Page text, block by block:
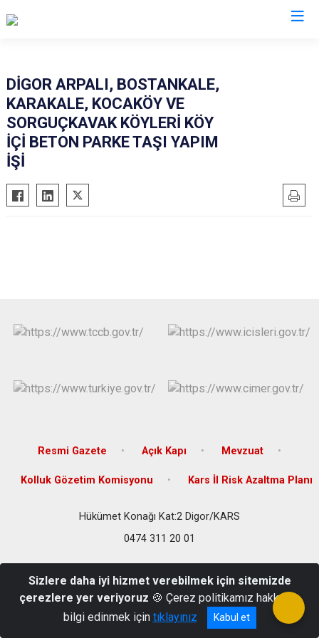
Akyaka
Arpaçay
Digor
Sarıkamış
DİGOR ARPALI, BOSTANKALE,
KARAKALE, KOCAKÖY VE
SORGUÇKAVAK KÖYLERİ KÖY
İÇİ BETON PARKE TAŞI YAPIM
İŞİ
Resmi Gazete Açık Kapı Mevzuat
Kolluk Gözetim Komisyonu Kars İl Risk Azaltma Planı
Hükümet Konağı Kat:2 Digor/KARS
0474 311 20 01
Sizlere daha iyi hizmet verebilmek için sitemizde
çerezlere yer veriyoruz 🍪 Çerez politikamız hakkında
bilgi edinmek için tıklayınız Kabul et